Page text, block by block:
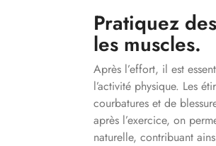
Pratiquez
les muscles.
Après l’effort, il est
l’activité physique. Les
courbatures et de
après l’exercice, on
naturelle, contribuant